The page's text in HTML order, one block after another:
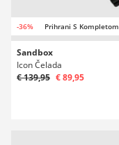
-36% Prihrani S Kompletom
Sandbox
Icon Čelada
€ 139,95 € 89,95